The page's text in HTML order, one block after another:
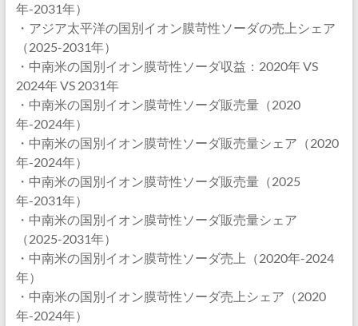
年-2031年）
・アジア太平洋の国別イオン膜苛性ソーダの売上シェア
（2025-2031年）
・中南米の国別イオン膜苛性ソーダ収益：2020年 VS
2024年 VS 2031年
・中南米の国別イオン膜苛性ソーダ販売量（2020
年-2024年）
・中南米の国別イオン膜苛性ソーダ販売量シェア（2020
年-2024年）
・中南米の国別イオン膜苛性ソーダ販売量（2025
年-2031年）
・中南米の国別イオン膜苛性ソーダ販売量シェア
（2025-2031年）
・中南米の国別イオン膜苛性ソーダ売上（2020年-2024
年）
・中南米の国別イオン膜苛性ソーダ売上シェア（2020
年-2024年）